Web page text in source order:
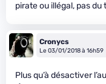
pirate ou illégal, pas du
Cronycs
Le 03/01/2018 à 16h59
Plus qu’à désactiver